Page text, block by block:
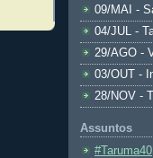
09/MAI -
04/JUL -
29/AGO -
03/OUT -
28/NOV -
Assuntos
#Taruma40